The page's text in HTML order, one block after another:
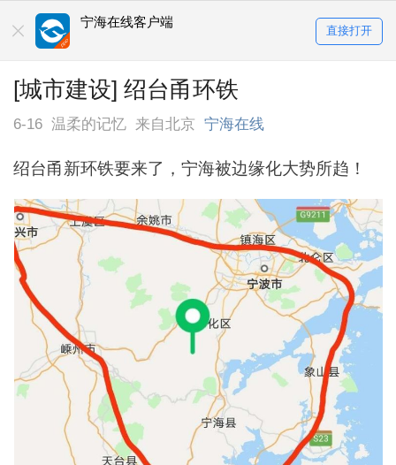
宁海在线客户端
直接打开
[城市建设] 绍台甬环铁
6-16 温柔的记忆 来自北京 宁海在线
绍台甬新环铁要来了，宁海被边缘化大势所趋！